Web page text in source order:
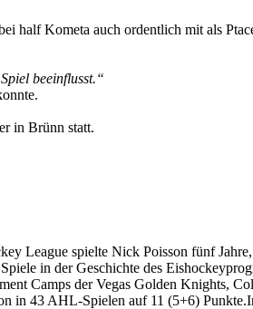
half Kometa auch ordentlich mit als
beeinflusst.“
in Brünn statt.
League spielte Nick Poisson fünf
in der Geschichte des
Camps der Vegas Golden Knights,
in 43 AHL-Spielen auf 11 (5+6)